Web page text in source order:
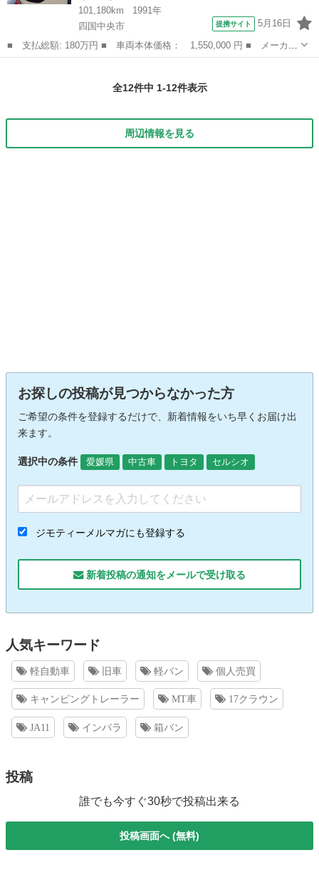
101,180km
1991年
四国中央市
提携サイト 5月16日
■ 支払総額: 180万円 ■ 車両本体価格： 1,550,000 円 ■ メーカー
名： トヨタ ■ 車種名： セルシオ ■ グレード名： Ｃ仕様 ■
全12件中 1-12件表示
周辺情報を見る
お探しの投稿が見つからなかった方
ご希望の条件を登録するだけで、新着情報をいち早くお届け出
来ます。
選択中の条件 愛媛県 中古車 トヨタ セルシオ
ジモティーメルマガにも登録する
新着投稿の通知をメールで受け取る
人気キーワード
軽自動車 旧車 軽バン 個人売買
キャンピングトレーラー MT車 17クラウン
JA11 インパラ 箱バン
投稿
誰でも今すぐ30秒で投稿出来る
投稿画面へ (無料)